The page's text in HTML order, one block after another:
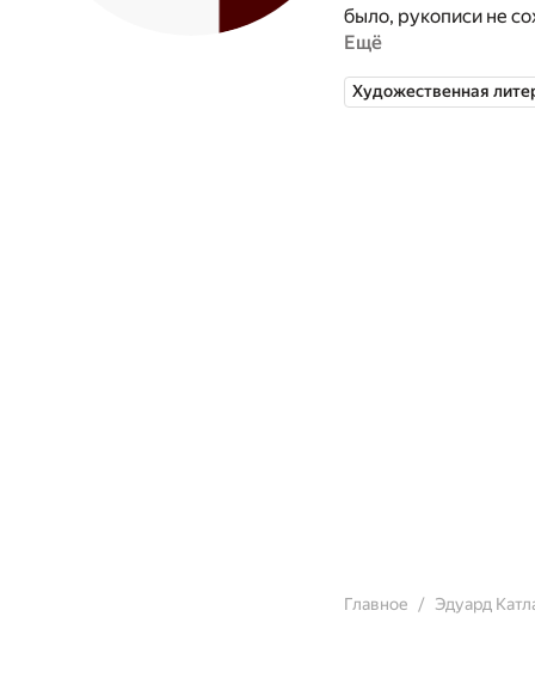
было, рукописи не
с фэнтези-романом
первыми
выпущено четыре
Ещё
Художественная
Главное Эдуард